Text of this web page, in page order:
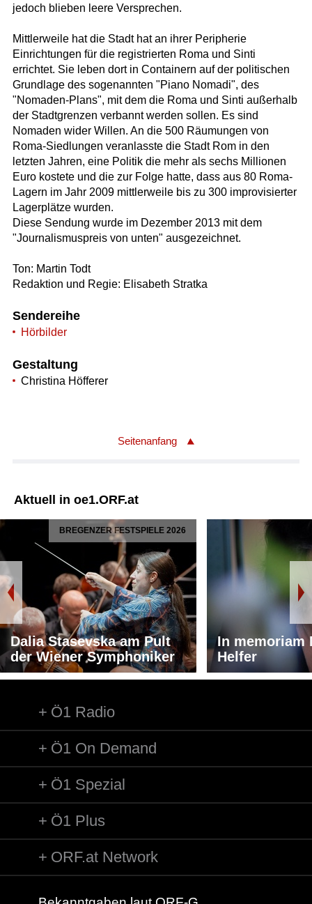
jedoch blieben leere Versprechen.
Mittlerweile hat die Stadt hat an ihrer Peripherie
Einrichtungen für die registrierten Roma und Sinti
errichtet. Sie leben dort in Containern auf der politischen
Grundlage des sogenannten "Piano Nomadi", des
"Nomaden-Plans", mit dem die Roma und Sinti außerhalb
der Stadtgrenzen verbannt werden sollen. Es sind
Nomaden wider Willen. An die 500 Räumungen von
Roma-Siedlungen veranlasste die Stadt Rom in den
letzten Jahren, eine Politik die mehr als sechs Millionen
Euro kostete und die zur Folge hatte, dass aus 80 Roma-
Lagern im Jahr 2009 mittlerweile bis zu 300 improvisierter
Lagerplätze wurden.
Diese Sendung wurde im Dezember 2013 mit dem
"Journalismuspreis von unten" ausgezeichnet.
Ton: Martin Todt
Redaktion und Regie: Elisabeth Stratka
Sendereihe
Hörbilder
Gestaltung
Christina Höfferer
Seitenanfang
Aktuell in oe1.ORF.at
BREGENZER FESTSPIELE 2026
Dalia Stasevska am Pult
der Wiener Symphoniker
In memoriam
Helfer
Ö1 Radio
Ö1 On Demand
Ö1 Spezial
Ö1 Plus
ORF.at Network